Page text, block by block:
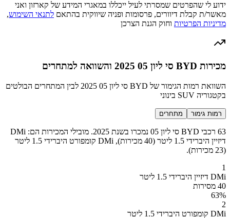
ידוע לי שהפרטים שמסרתי לעיל ייכללו במאגרי המידע של קארזון ואני
מאשר/ת קבלת דיוורים, פרסומות ופניה שיווקית בהתאם לתנאי השימוש,
מדיניות הפרטיות וחוק הגנת הצרכן
מכירות BYD סי ליון 05 2025 והשוואה למתחרים
השוואת רמות הגימור של BYD סי ליון 05 2025 לבין המתחרים הבולטים
בקטגוריה SUV בינוני
רמות גימור מתחרים
63 רכבי BYD סי ליון 05 נמכרו בשנת 2025. מובילי המכירות הם: DMi
דיזיין היברידי 1.5 ליטר (40 מכירות), DMi קומפורט היברידי 1.5 ליטר
(23 מכירות).
1
DMi דיזיין היברידי 1.5 ליטר
40 מסירות
63%
2
DMi קומפורט היברידי 1.5 ליטר